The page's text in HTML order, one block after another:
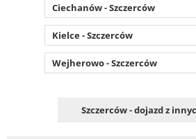
Ciechanów - Szczerców
Kielce - Szczerców
Wejherowo - Szczerców
Szczerców - dojazd z